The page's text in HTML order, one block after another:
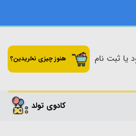
یا ثبت نام هنوز چیزی نخریدین؟
کادوی تولد